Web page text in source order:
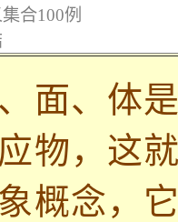
合100例
面、体
物，这
概念，